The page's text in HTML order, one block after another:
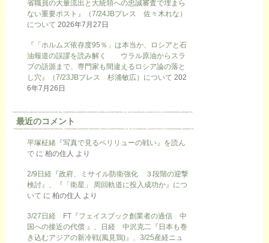
省職員の大量流出と大統領への忠誠審査で埋まら
ない重要ポスト』（7/24JBプレス 佐々木れな）
について 2026年7月27日
『「ホルムズ依存度95％」は本当か、ロシアと石
油報道の誤謬を読み解く ウラル原油からスラ
ブの語源まで、専門家も間違えるロシア論の落と
し穴』（7/23JBプレス 杉浦敏広）について 202
6年7月26日
最近のコメント
平塚柾緒『写真で見るペリリューの戦い』を読ん
で に 柏の住人 より
2/9日経『政府、ミサイル防衛強化 ３段階の迎撃
検討』、『「衛星」 周回軌道に投入成功か』につ
いて に 柏の住人 より
3/27日経 FT『フェイスブック創業者の過信 中
国への接近の代償 』、日経 中沢克二『日本も巻
き込むアジアの新冷戦(風見鶏)』、3/25産経ニュ